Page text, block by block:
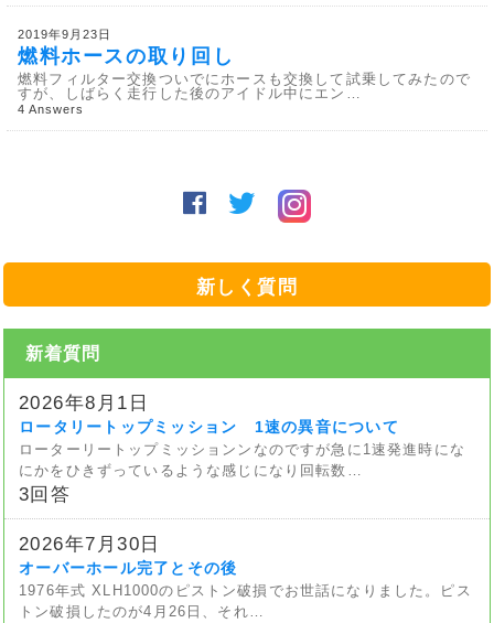
2019年9月23日
燃料ホースの取り回し
燃料フィルター交換ついでにホースも交換して試乗してみたので
すが、しばらく走行した後のアイドル中にエン…
4 Answers
新しく質問
新着質問
2026年8月1日
ロータリートップミッション 1速の異音について
ローターリートップミッションンなのですが急に1速発進時にな
にかをひきずっているような感じになり回転数…
3回答
2026年7月30日
オーバーホール完了とその後
1976年式 XLH1000のピストン破損でお世話になりました。ピス
トン破損したのが4月26日、それ…